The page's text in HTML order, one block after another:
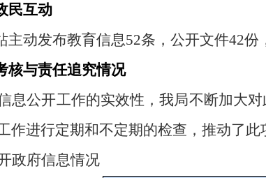
民互动
主动发布教育信息52条，公开文件42份
核与责任追究情况
息公开工作的实效性，我局不断加大
作进行定期和不定期的检查，推动了此
政府信息情况